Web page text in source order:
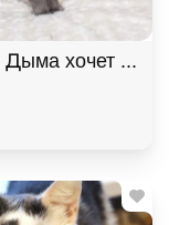
, Рыжий с
хочет